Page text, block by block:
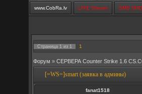
www.CobRa.lv LIVE Stream SMS
Страница 1 из 1 1
Форум » СЕРВЕРА Counter Strike 1.6
[=WS=]smart (заявка в админы)
fanat1518